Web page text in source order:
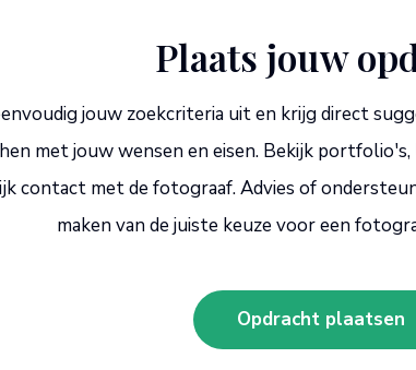
Plaats jouw
jouw zoekcriteria uit en krijg direct
met jouw wensen en eisen. Bekijk
contact met de fotograaf. Advies of
maken van de juiste keuze voor een
Opdracht plaatsen